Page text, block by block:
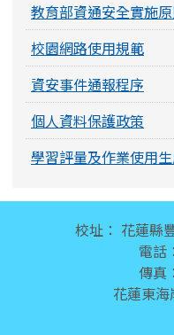
教育部資通安全實施
校園網路使用規範
資安事件通報程序
個人資料保護政策
學習評量及作業使用
頁尾區域內容
校址： 花蓮縣
電話
傳真
花蓮東